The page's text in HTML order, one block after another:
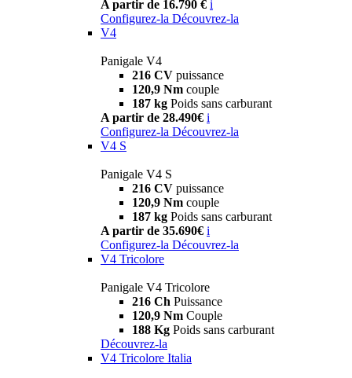
A partir de 16.790 € i
Configurez-la Découvrez-la
V4
Panigale V4
216 CV puissance
120,9 Nm couple
187 kg Poids sans carburant
A partir de 28.490€ i
Configurez-la Découvrez-la
V4 S
Panigale V4 S
216 CV puissance
120,9 Nm couple
187 kg Poids sans carburant
A partir de 35.690€ i
Configurez-la Découvrez-la
V4 Tricolore
Panigale V4 Tricolore
216 Ch Puissance
120,9 Nm Couple
188 Kg Poids sans carburant
Découvrez-la
V4 Tricolore Italia